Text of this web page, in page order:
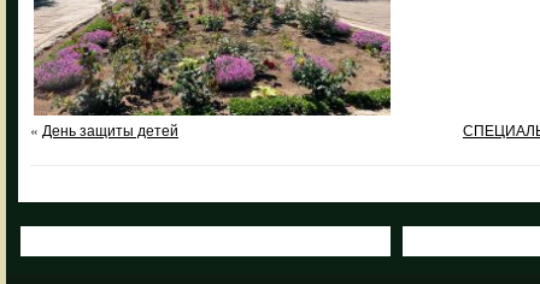
« День защиты детей